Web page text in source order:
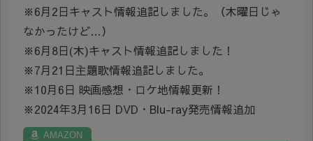
※6月2日キャスト情報追記しました。（木曜日じゃ
なかったけど…）
※6月8日(木)キャスト情報追記しました！
※7月21日主題歌情報追記しました。
※10月6日 映画感想・ロケ地情報更新！
※2024年3月16日 DVD・Blu-ray発売情報追加